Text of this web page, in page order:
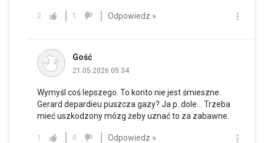
2 1 Odpowiedz »
Gość
21.05.2026 05:34
Wymyśl coś lepszego. To konto nie jest śmieszne.
Gerard depardieu puszcza gazy? Ja p..dole... Trzeba
mieć uszkodzony mózg żeby uznać to za zabawne.
1 0 Odpowiedz »